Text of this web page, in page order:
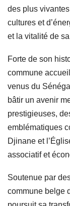
des plus
cultures et
et la vitalité de
Forte de son
commune
venus du
bâtir un avenir
prestigieuses,
emblématiques
Djinane et
associatif et
Soutenue par
commune belge